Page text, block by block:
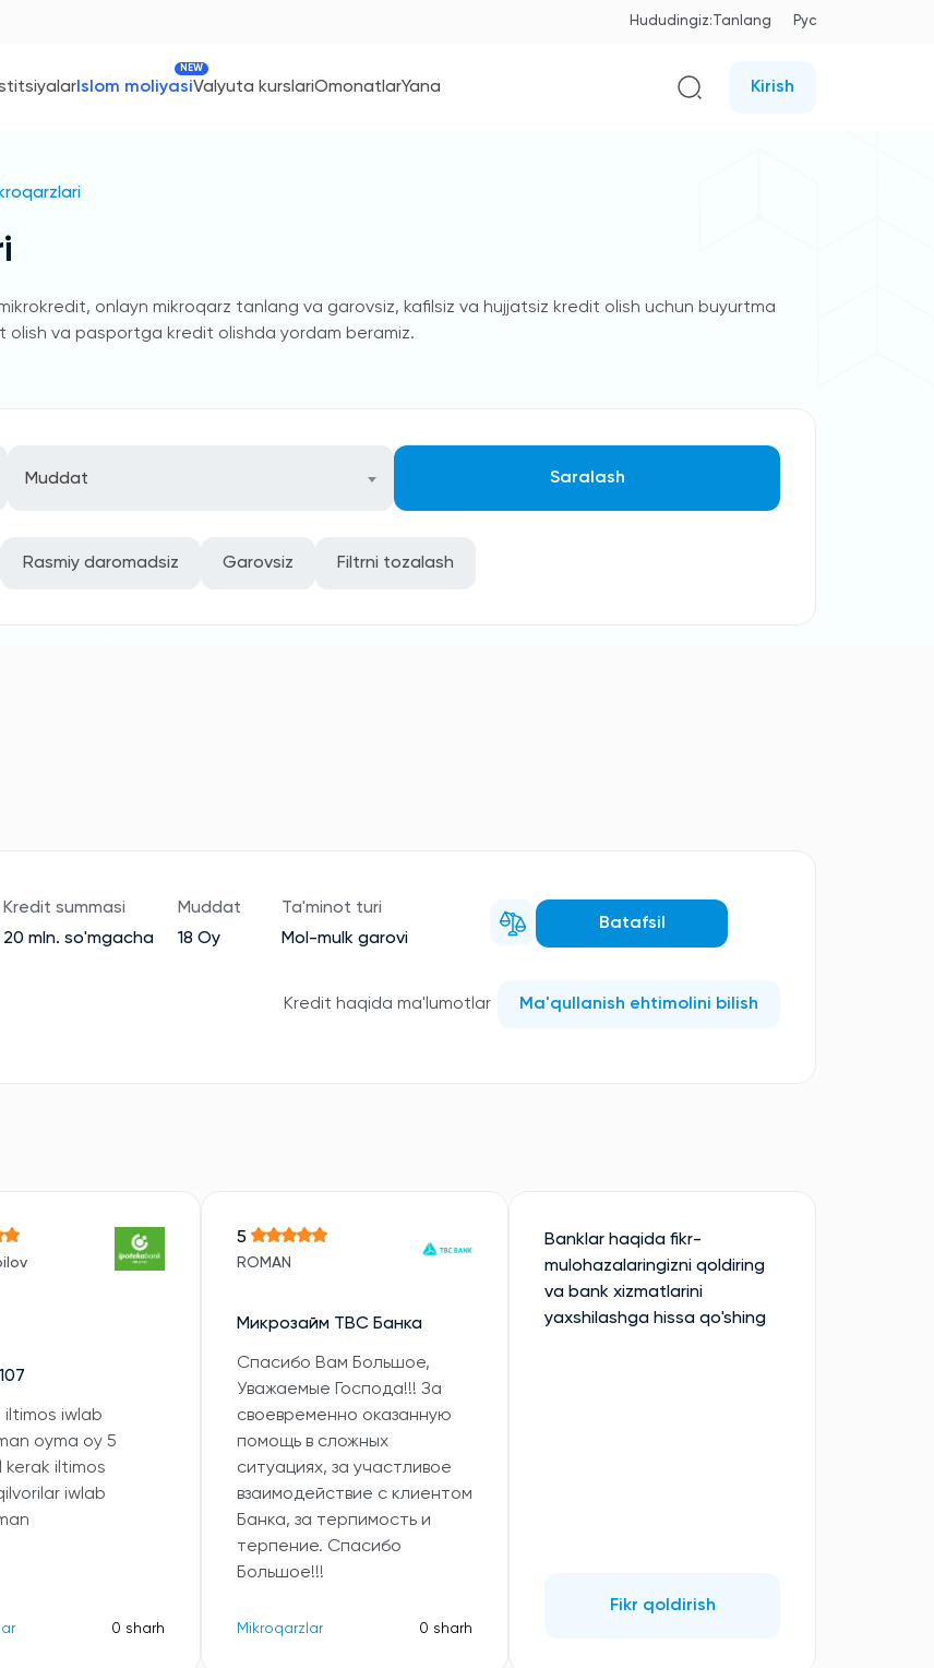
Hududingiz:Tanlang Рус
Islom moliyasi
NEW
Valyuta kurslariOmonatlarYana Kirish
onlayn mikroqarz tanlang va garovsiz, kafilsiz va hujjatsiz kredit olish uchun buyurtma
olish va pasportga kredit olishda yordam beramiz.
Muddat Saralash
Rasmiy daromadsiz Garovsiz Filtrni tozalash
Kredit summasi
20 mln. so'mgacha
Muddat
18 Oy
Ta'minot turi
Mol-mulk garovi
Batafsil
Kredit haqida ma'lumotlar Ma'qullanish ehtimolini bilish
iltimos iwlab
oyma oy 5
kerak iltimos
iwlab
0 sharh
5
ROMAN
Микрозайм TBC Банка
Спасибо Вам Большое,
Уважаемые Господа!!! За
своевременно оказанную
помощь в сложных
ситуациях, за участливое
взаимодействие с клиентом
Банка, за терпимость и
терпение. Спасибо
Большое!!!
Mikroqarzlar 0 sharh
Banklar haqida fikr-
mulohazalaringizni qoldiring
va bank xizmatlarini
yaxshilashga hissa qo'shing
Fikr qoldirish